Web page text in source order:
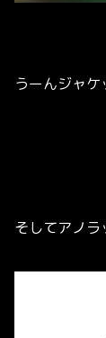
うーんジャケ
そしてアノラ